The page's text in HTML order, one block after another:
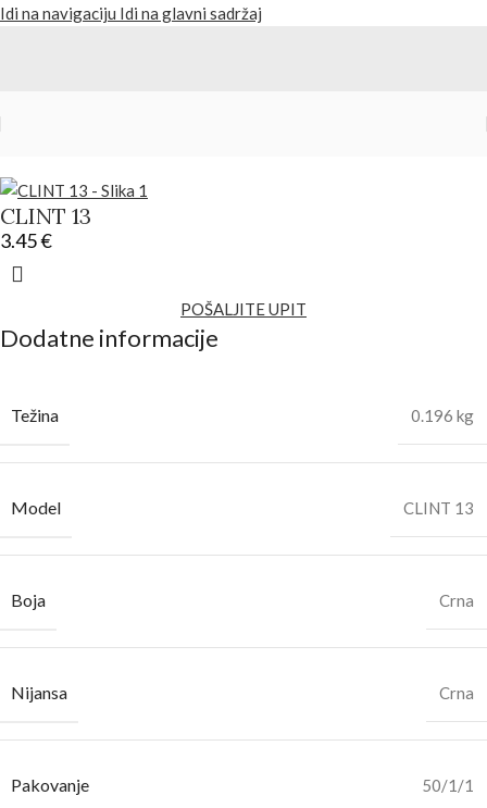
Idi na navigaciju Idi na glavni sadržaj
CLINT 13
3.45€
POŠALJITE UPIT
Dodatne informacije
Težina 0.196 kg
Model CLINT 13
Boja Crna
Nijansa Crna
Pakovanje 50/1/1